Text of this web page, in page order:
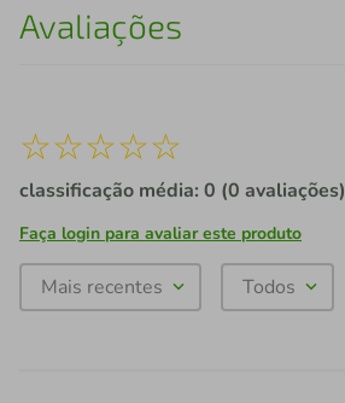
Avaliações
☆☆☆☆☆
classificação média: 0 (0 avaliações)
Faça login para avaliar este produto
Mais recentes Todos